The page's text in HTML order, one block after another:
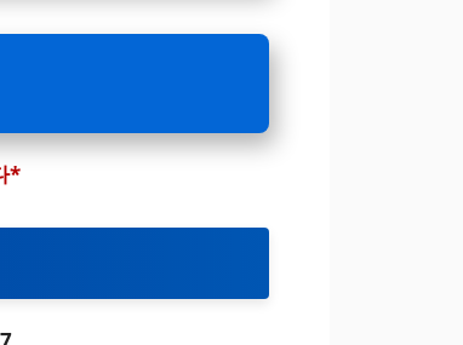
*